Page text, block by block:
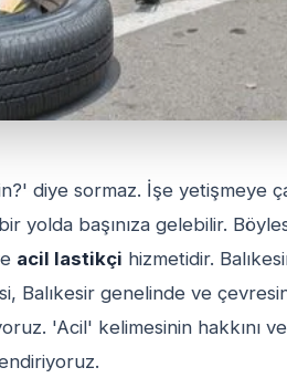
diye sormaz. İşe yetişmeye
yolda başınıza gelebilir.
acil lastikçi hizmetidir.
Balıkesir genelinde ve
'Acil' kelimesinin hakkını